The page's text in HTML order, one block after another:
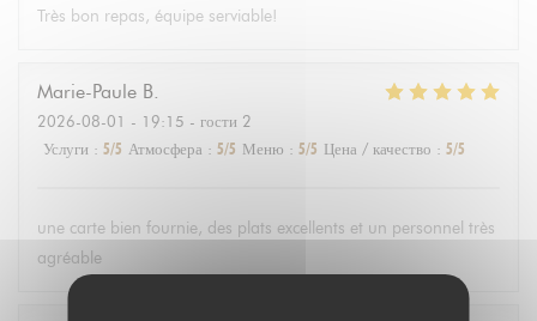
Très bon repas, équipe serviable!
Marie-Paule B
2026-08-01 - 19:15 - гости 2
Услуги : 5/5 Атмосфера : 5/5 Меню : 5/5 Цена / качество : 5/5
une carte bien fournie, des plats excellents et un personnel très
agréable